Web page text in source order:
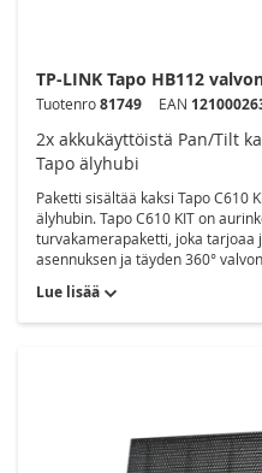
TP-LINK Tapo HB112
Tuotenro81749 EAN
2x akkukäyttöistä Pan/Tilt
Tapo älyhubi
Paketti sisältää kaksi Tapo C610
älyhubin. Tapo C610 KIT on
turvakamerapaketti, joka tarjoaa
asennuksen ja täyden 360°
Lue lisää